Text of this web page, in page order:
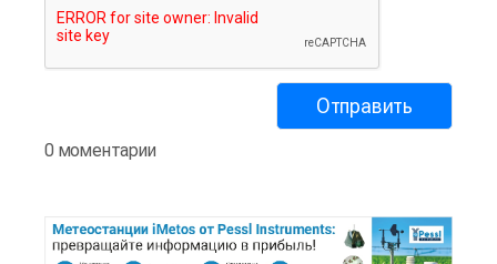
0 моментарии